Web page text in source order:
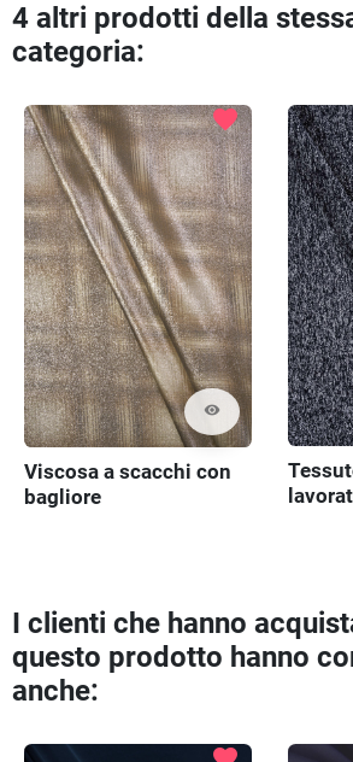
4 altri prodotti della
categoria:
visibility
favorite
Viscosa a scacchi con
bagliore
I clienti che hanno
questo prodotto hanno
anche: